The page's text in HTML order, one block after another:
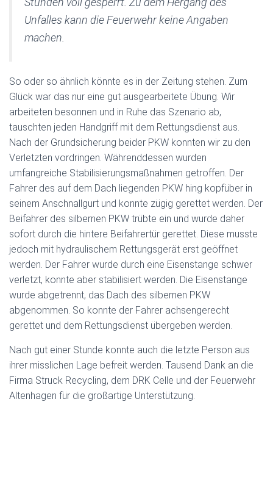
Unfalles kann die Feuerwehr keine Angaben
machen.
So oder so ähnlich könnte es in der Zeitung stehen. Zum
Glück war das nur eine gut ausgearbeitete Übung. Wir
arbeiteten besonnen und in Ruhe das Szenario ab,
tauschten jeden Handgriff mit dem Rettungsdienst aus.
Nach der Grundsicherung beider PKW konnten wir zu den
Verletzten vordringen. Währenddessen wurden
umfangreiche Stabilisierungsmaßnahmen getroffen. Der
Fahrer des auf dem Dach liegenden PKW hing kopfüber in
seinem Anschnallgurt und konnte zügig gerettet werden. Der
Beifahrer des silbernen PKW trübte ein und wurde daher
sofort durch die hintere Beifahrertür gerettet. Diese musste
jedoch mit hydraulischem Rettungsgerät erst geöffnet
werden. Der Fahrer wurde durch eine Eisenstange schwer
verletzt, konnte aber stabilisiert werden. Die Eisenstange
wurde abgetrennt, das Dach des silbernen PKW
abgenommen. So konnte der Fahrer achsengerecht
gerettet und dem Rettungsdienst übergeben werden.
Nach gut einer Stunde konnte auch die letzte Person aus
ihrer misslichen Lage befreit werden. Tausend Dank an die
Firma Struck Recycling, dem DRK Celle und der Feuerwehr
Altenhagen für die großartige Unterstützung.